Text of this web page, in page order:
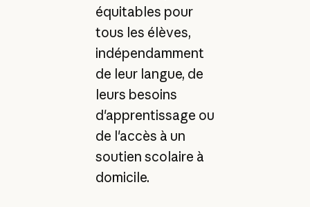
équitables pour
tous les élèves,
indépendamment
de leur langue, de
leurs besoins
d'apprentissage ou
de l'accès à un
soutien scolaire à
domicile.